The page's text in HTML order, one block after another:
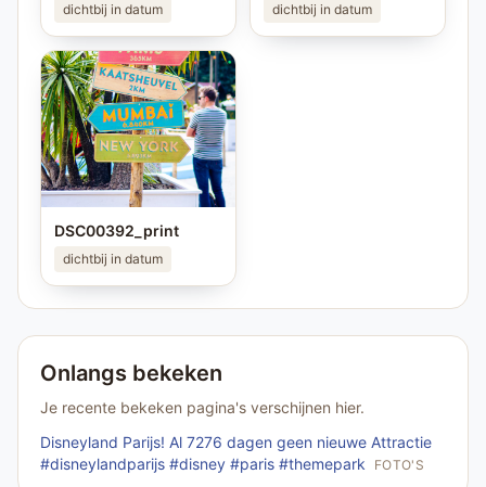
dichtbij in datum dichtbij in datum
DSC00392_print
dichtbij in datum
Onlangs bekeken
Je recente bekeken pagina's verschijnen hier.
Disneyland Parijs! Al 7276 dagen geen nieuwe Attractie
#disneylandparijs #disney #paris #themepark
FOTO'S